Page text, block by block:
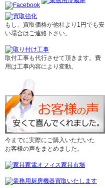
もし、買取価格が他社より1円でも安
い場合はご連絡下さい。
取付工事も代行させて頂きます。費
用は工事内容により変動。
今までに実際にご購入いただいた
お客様の声をまとめました。